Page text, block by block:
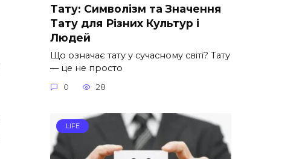
Тату: Символізм та Значення
Тату для Різних Культур і
Людей
Що означає тату у сучасному світі? Тату
— це не просто
0 28
LIFE